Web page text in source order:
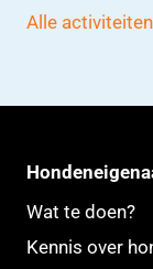
Alle activiteiten
Wat te doen?
Kennis over